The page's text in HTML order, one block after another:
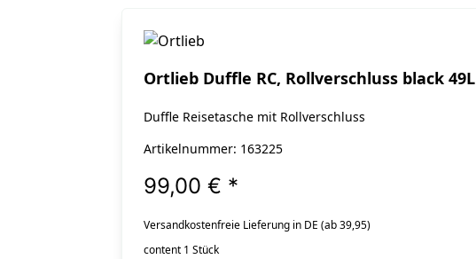
Ortlieb Duffle RC, Rollverschluss black 49L
Duffle Reisetasche mit Rollverschluss
Artikelnummer: 163225
99,00 € *
Versandkostenfreie Lieferung in DE (ab 39,95)
content 1 Stück